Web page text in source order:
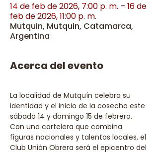
14 de feb de 2026, 7:00 p. m. – 16 de
feb de 2026, 11:00 p. m.
Mutquin, Mutquin, Catamarca,
Argentina
Acerca del evento
La localidad de Mutquín celebra su
identidad y el inicio de la cosecha este
sábado 14 y domingo 15 de febrero.
Con una cartelera que combina
figuras nacionales y talentos locales, el
Club Unión Obrera será el epicentro del